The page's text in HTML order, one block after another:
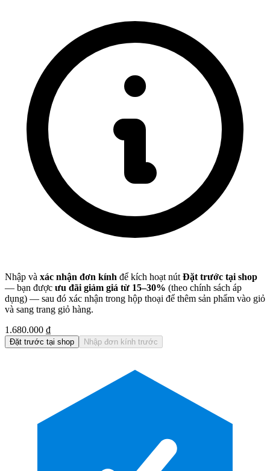
Nhập và xác nhận đơn kính để kích hoạt nútĐặt trước tại shop
— bạn được ưu đãi giảm giá từ 15–30% (theo chính sách áp
dụng) — sau đó xác nhận trong hộp thoại để thêm sản phẩm vào giỏ
và sang trang giỏ hàng.
1.680.000 ₫
Đặt trước tại shop Nhập đơn kính trước